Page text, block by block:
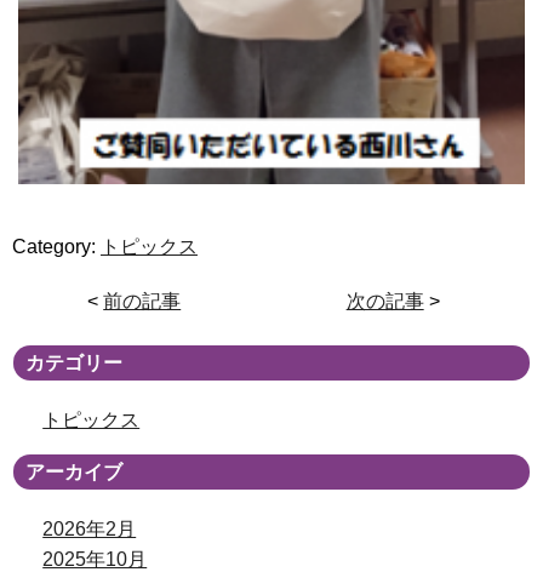
Category: トピックス
< 前の記事 次の記事 >
カテゴリー
トピックス
アーカイブ
2026年2月
2025年10月